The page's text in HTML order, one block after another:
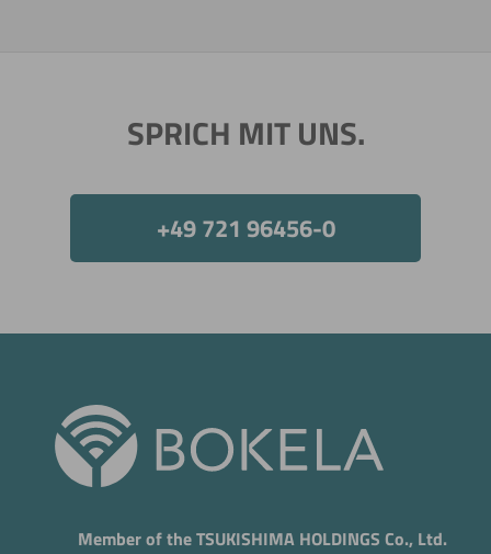
SPRICH MIT UNS.
+49 721 96456-0
Member of the TSUKISHIMA HOLDINGS Co., Ltd.